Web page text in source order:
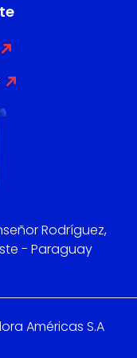
Rodríguez,
- Paraguay
Américas S.A